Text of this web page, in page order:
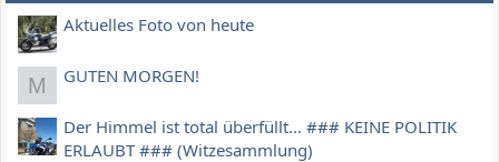
Aktuelles Foto von heute
M GUTEN MORGEN!
Der Himmel ist total überfüllt... ### KEINE POLITIK
ERLAUBT ### (Witzesammlung)